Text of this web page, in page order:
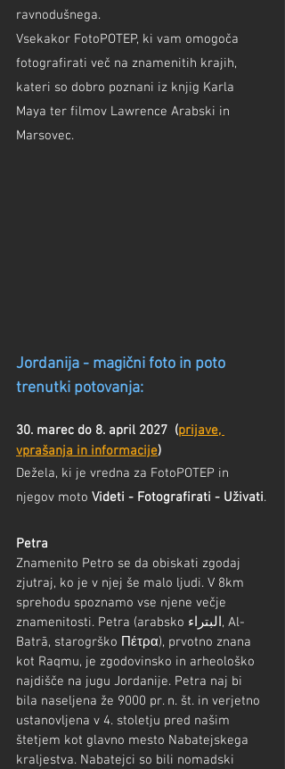
ravnodušnega.
Vsekakor FotoPOTEP, ki vam omogoča
fotografirati več na znamenitih krajih,
kateri so dobro poznani iz knjig Karla
Maya ter filmov Lawrence Arabski in
Marsovec.
Jordanija - magični foto in poto
trenutki potovanja:
30. marec do 8. april 2027 (prijave,
vprašanja in informacije)
Dežela, ki je vredna za FotoPOTEP in
njegov moto Videti - Fotografirati - Uživati.
Petra
Znamenito Petro se da obiskati zgodaj
zjutraj, ko je v njej še malo ljudi. V 8km
sprehodu spoznamo vse njene večje
znamenitosti. Petra (arabsko البتراء, Al-
Batrā, starogrško Πέτρα), prvotno znana
kot Raqmu, je zgodovinsko in arheološko
najdišče na jugu Jordanije. Petra naj bi
bila naseljena že 9000 pr. n. št. in verjetno
ustanovljena v 4. stoletju pred našim
štetjem kot glavno mesto Nabatejskega
kraljestva. Nabatejci so bili nomadski